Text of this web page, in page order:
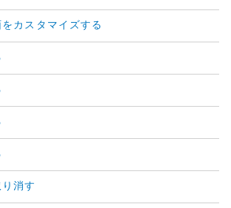
カスタマイズする
消す